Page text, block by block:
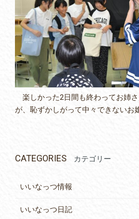
楽しかった2日間も終わってお姉
が、恥ずかしがって中々できないお
CATEGORIES カテゴリー
いいなっつ情報
いいなっつ日記